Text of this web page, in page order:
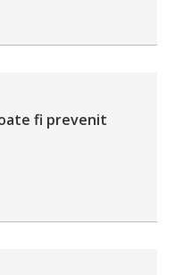
fi prevenit